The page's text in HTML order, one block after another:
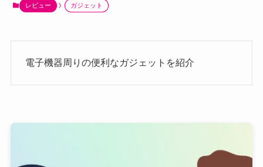
レビュー ガジェット
電子機器周りの便利なガジェットを紹介